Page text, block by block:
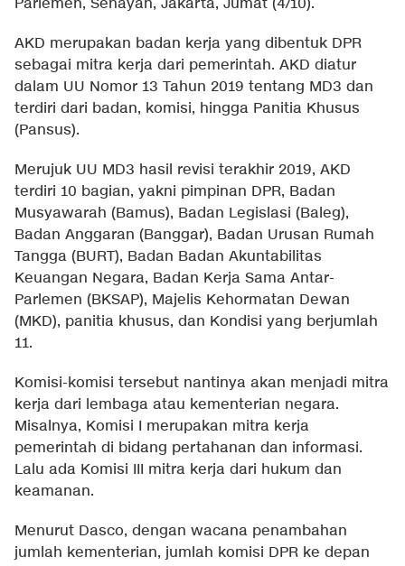
Parlemen, Senayan, Jakarta, Jumat (4/10).
AKD merupakan badan kerja yang dibentuk DPR
sebagai mitra kerja dari pemerintah. AKD diatur
dalam UU Nomor 13 Tahun 2019 tentang MD3 dan
terdiri dari badan, komisi, hingga Panitia Khusus
(Pansus).
Merujuk UU MD3 hasil revisi terakhir 2019, AKD
terdiri 10 bagian, yakni pimpinan DPR, Badan
Musyawarah (Bamus), Badan Legislasi (Baleg),
Badan Anggaran (Banggar), Badan Urusan Rumah
Tangga (BURT), Badan Badan Akuntabilitas
Keuangan Negara, Badan Kerja Sama Antar-
Parlemen (BKSAP), Majelis Kehormatan Dewan
(MKD), panitia khusus, dan Kondisi yang berjumlah
11.
Komisi-komisi tersebut nantinya akan menjadi mitra
kerja dari lembaga atau kementerian negara.
Misalnya, Komisi I merupakan mitra kerja
pemerintah di bidang pertahanan dan informasi.
Lalu ada Komisi III mitra kerja dari hukum dan
keamanan.
Menurut Dasco, dengan wacana penambahan
jumlah kementerian, jumlah komisi DPR ke depan